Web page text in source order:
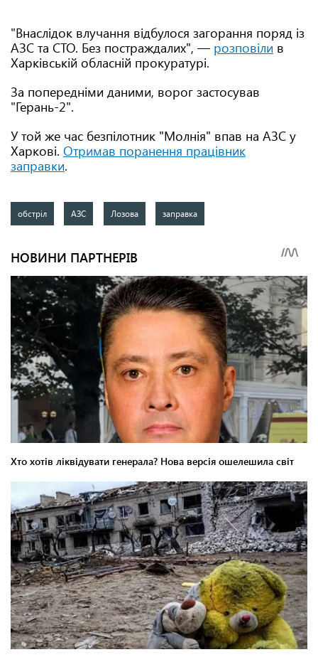
"Внаслідок влучання відбулося загорання поряд із
АЗС та СТО. Без постраждалих", — розповіли в
Харківській обласній прокуратурі.
За попередніми даними, ворог застосував
"Герань-2".
У той же час безпілотник "Молнія" впав на АЗС у
Харкові. Отримав поранення працівник
заправки.
обстріл АЗС Лозова заправка